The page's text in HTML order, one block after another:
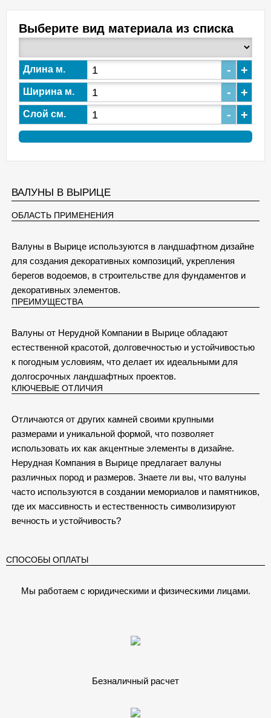
Выберите вид материала из списка
Длина м. - +
Ширина м. - +
Слой см. - +
ВАЛУНЫ В ВЫРИЦЕ
ОБЛАСТЬ ПРИМЕНЕНИЯ
Валуны в Вырице используются в ландшафтном дизайне
для создания декоративных композиций, укрепления
берегов водоемов, в строительстве для фундаментов и
декоративных элементов.
ПРЕИМУЩЕСТВА
Валуны от Нерудной Компании в Вырице обладают
естественной красотой, долговечностью и устойчивостью
к погодным условиям, что делает их идеальными для
долгосрочных ландшафтных проектов.
КЛЮЧЕВЫЕ ОТЛИЧИЯ
Отличаются от других камней своими крупными
размерами и уникальной формой, что позволяет
использовать их как акцентные элементы в дизайне.
Нерудная Компания в Вырице предлагает валуны
различных пород и размеров. Знаете ли вы, что валуны
часто используются в создании мемориалов и памятников,
где их массивность и естественность символизируют
вечность и устойчивость?
СПОСОБЫ ОПЛАТЫ
Мы работаем с юридическими и физическими лицами.
Безналичный расчет